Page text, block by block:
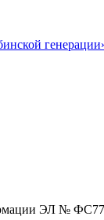
ЭЛ №